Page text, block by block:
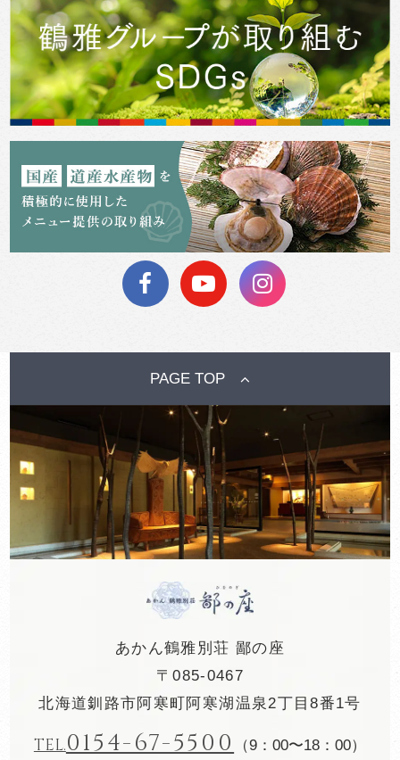
PAGE TOP
あかん鶴雅別荘 鄙の座
〒085-0467
北海道釧路市阿寒町阿寒湖温泉2丁目8番1号
TEL.0154-67-5500 （9：00〜18：00）